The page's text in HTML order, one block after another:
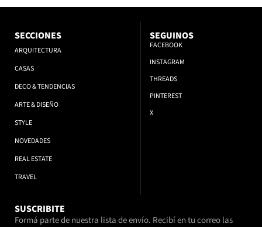
SECCIONES
ARQUITECTURA
CASAS
DECO & TENDENCIAS
ARTE & DISEÑO
STYLE
NOVEDADES
REAL ESTATE
TRAVEL
SEGUINOS
FACEBOOK
INSTAGRAM
THREADS
PINTEREST
X
SUSCRIBITE
Formá parte de nuestra lista de envío. Recibí en tu correo las